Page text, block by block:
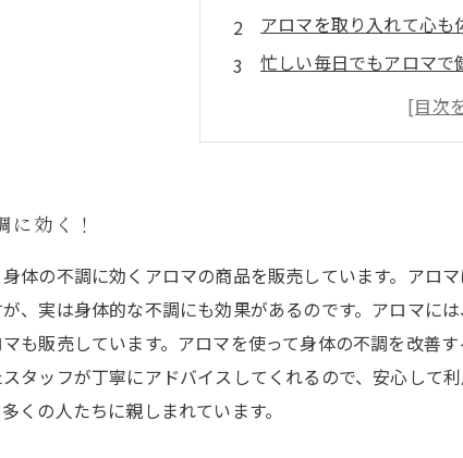
アロマを取り入れて心も
忙しい毎日でもアロマで
アロマの効能と正しい使
アロマで寝つきもよく
に効く！
体の不調に効くアロマの商品を販売しています。アロ
、実は身体的な不調にも効果があるのです。アロマに
も販売しています。アロマを使って身体の不調を改善
タッフが丁寧にアドバイスしてくれるので、安心して
くの人たちに親しまれています。